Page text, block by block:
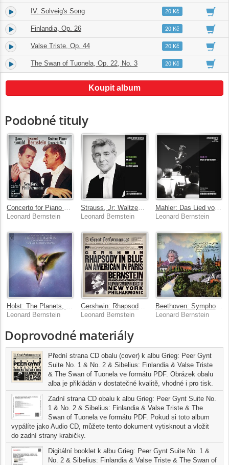
8. IV. Solveig's Song 05:3220 Kč
9. Finlandia, Op. 26 07:3920 Kč
10. Valse Triste, Op. 44 05:0420 Kč
11. The Swan of Tuonela, Op. 22, No. 3 09:5320 Kč
Koupit album
Podobné tituly
Leonard Bernstein
Leonard Bernstein
Mahler: Das Lied von der Erde
Leonard Bernstein
Holst: The Planets, Op. 32 (Remastered)
Leonard Bernstein
Gershwin: Rhapsody in Blue/An American in Paris
Leonard Bernstein
Beethoven: Symphony No. 2 in D Major, Op. 36 & Symphony No. 1 in C Major, Op. 21 (Remastered)
Leonard Bernstein
Doprovodné materiály
Přední strana CD obalu (cover) k albu Grieg: Peer Gynt
Suite No. 1 & No. 2 & Sibelius: Finlandia & Valse Triste
& The Swan of Tuonela ve formátu PDF. Obrázek obalu
alba je přikládán v dostatečné kvalitě, vhodné i pro tisk.
Zadní strana CD obalu k albu Grieg: Peer Gynt Suite No.
1 & No. 2 & Sibelius: Finlandia & Valse Triste & The
Swan of Tuonela ve formátu PDF. Pokud si toto album
vypálíte jako Audio CD, můžete tento dokument vytisknout a vložit
do zadní strany krabičky.
Digitální booklet k albu Grieg: Peer Gynt Suite No. 1 &
No. 2 & Sibelius: Finlandia & Valse Triste & The Swan of